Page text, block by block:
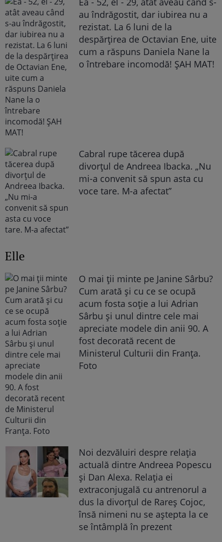
au îndrăgostit, dar iubirea nu a
rezistat. La 6 luni de la
despărțirea de Octavian Ene, uite
cum a răspuns Daniela Nane la
o întrebare incomodă! ȘAH MAT!
Cabral rupe tăcerea după
divorțul de Andreea Ibacka. „Nu
mi-a convenit să spun asta cu
voce tare. M-a afectat”
Elle
O mai ții minte pe Janine Sârbu?
Cum arată și cu ce se ocupă
acum fosta soție a lui Adrian
Sârbu și unul dintre cele mai
apreciate modele din anii 90. A
fost decorată recent de
Ministerul Culturii din Franța.
Foto
Noi dezvăluiri despre relația
actuală dintre Andreea Popescu
și Dan Alexa. Relația ei
extraconjugală cu antrenorul a
dus la divorțul de Rareș Cojoc,
însă nimeni nu se aștepta la ce
se întâmplă în prezent